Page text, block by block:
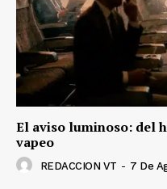
El aviso luminoso: del
vapeo
REDACCION VT - 7 De